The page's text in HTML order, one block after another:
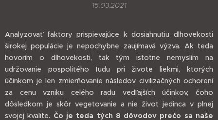
15.03.2021
Analyzovať faktory prispievajúce k dosiahnutiu dlhovekosti
širokej populácie je nepochybne zaujímavá výzva. Ak teda
hovorím o dlhovekosti, tak tým istotne nemyslím na
udržovanie pospolitého ľudu pri živote liekmi, ktorých
účinkom je len zmierňovanie následov civilizačných ochorení
za cenu vzniku celého radu vedľajších účinkov, čoho
dôsledkom je skôr vegetovanie a nie život jedinca v plnej
svojej kvalite. Čo je teda tých 8 dôvodov prečo sa naše